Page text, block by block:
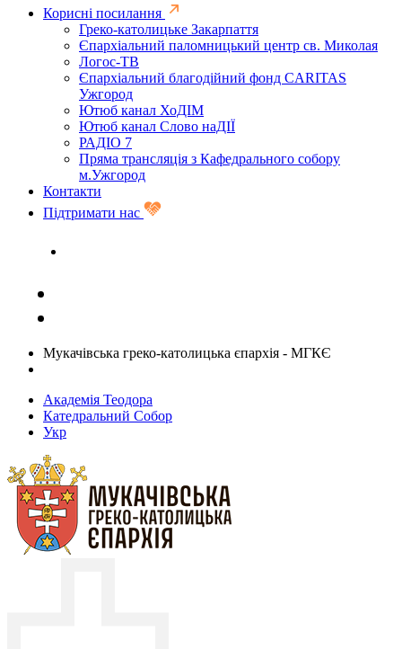
Корисні посилання
Греко-католицьке Закарпаття
Єпархіальний паломницький центр св. Миколая
Логос-ТВ
Єпархіальний благодійний фонд CARITAS
Ужгород
Ютюб канал ХоДІМ
Ютюб канал Слово наДІЇ
РАДІО 7
Пряма трансляція з Кафедрального собору
м.Ужгород
Контакти
Підтримати нас
Мукачівська греко-католицька єпархія - МГКЄ
Академія Теодора
Катедральний Собор
Укр